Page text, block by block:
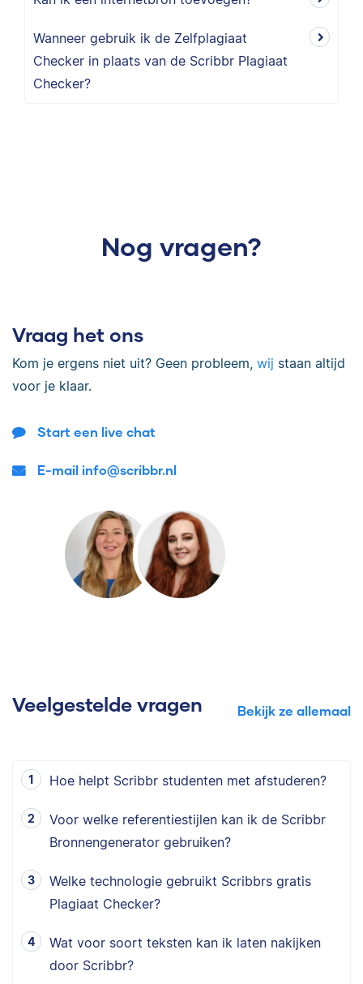
Wanneer gebruik ik de Zelfplagiaat
Checker in plaats van de Scribbr Plagiaat
Checker?
Nog vragen?
Vraag het ons
Kom je ergens niet uit? Geen probleem, wij staan altijd
voor je klaar.
Start een live chat
E-mail info@scribbr.nl
Veelgestelde vragen Bekijk ze allemaal
Hoe helpt Scribbr studenten met afstuderen?
Voor welke referentiestijlen kan ik de Scribbr
Bronnengenerator gebruiken?
Welke technologie gebruikt Scribbrs gratis
Plagiaat Checker?
Wat voor soort teksten kan ik laten nakijken
door Scribbr?